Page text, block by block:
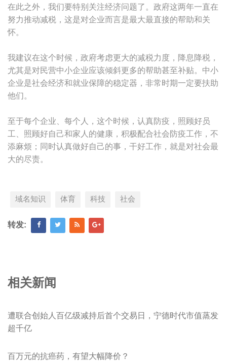
在此之外，我们要特别关注经济问题了。政府这两年一直在
努力推动减税，这是对企业而言是最大最直接的帮助和关
怀。
我建议在这个时候，政府考虑更大的减税力度，降息降税，
尤其是对民营中小企业应该倾斜更多的帮助甚至补贴。中小
企业是社会经济和就业保障的稳定器，非常时期一定要扶助
他们。
至于每个企业、每个人，这个时候，认真防疫，照顾好员
工、照顾好自己和家人的健康，积极配合社会防疫工作，不
添麻烦；同时认真做好自己的事，干好工作，就是对社会最
大的尽责。
域名知识 体育 科技 社会
转发:
相关新闻
遭联合创始人百亿级减持后首个交易日，宁德时代市值蒸发
超千亿
百万元的抗癌药，有望大幅降价？